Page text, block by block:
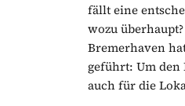
fällt eine
wozu
Bremerhaven
geführt: Um
auch für die